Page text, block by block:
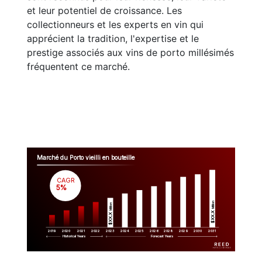
et leur potentiel de croissance. Les
collectionneurs et les experts en vin qui
apprécient la tradition, l'expertise et le
prestige associés aux vins de porto millésimés
fréquentent ce marché.
Marché du Porto vieilli en bouteille
2019 2020 2021 2022 2023 2024 2025 2026 2028 2029 2030 2031
$XX.X
Million
$XX.X
Million
CAGR
5%
Historical Years Forecast Years